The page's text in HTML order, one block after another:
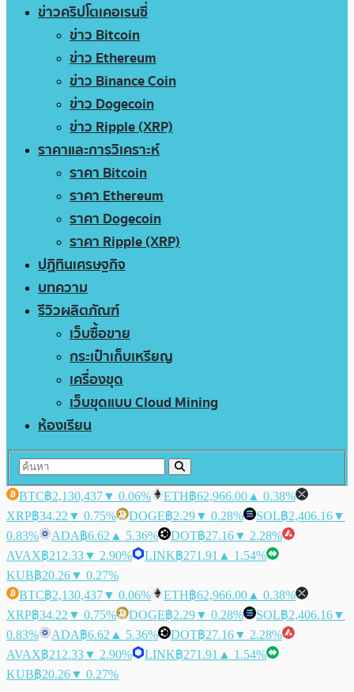
ข่าวคริปโตเคอเรนซี่
ข่าว Bitcoin
ข่าว Ethereum
ข่าว Binance Coin
ข่าว Dogecoin
ข่าว Ripple (XRP)
ราคาและการวิเคราะห์
ราคา Bitcoin
ราคา Ethereum
ราคา Dogecoin
ราคา Ripple (XRP)
ปฏิทินเศรษฐกิจ
บทความ
รีวิวผลิตภัณฑ์
เว็บซื้อขาย
กระเป๋าเก็บเหรียญ
เครื่องขุด
เว็บขุดแบบ Cloud Mining
ห้องเรียน
BTC฿2,130,437▼ 0.06% ETH฿62,966.00 ▲ 0.38%
XRP฿34.22 ▼ 0.75% DOGE฿2.29▼ 0.28% SOL฿2,406.16▼
0.83%
ADA฿6.62 ▲ 5.36% DOT฿27.16▼ 2.28%
AVAX฿212.33▼ 2.90% LINK฿271.91 ▲ 1.54%
KUB฿20.26▼ 0.27%
BTC฿2,130,437▼ 0.06% ETH฿62,966.00 ▲ 0.38%
XRP฿34.22 ▼ 0.75% DOGE฿2.29▼ 0.28% SOL฿2,406.16▼
0.83%
ADA฿6.62 ▲ 5.36% DOT฿27.16▼ 2.28%
AVAX฿212.33▼ 2.90% LINK฿271.91 ▲ 1.54%
KUB฿20.26▼ 0.27%